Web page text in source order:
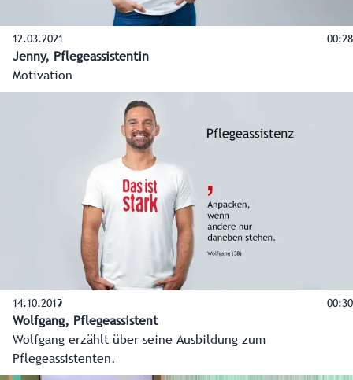
12.03.2021 00:28
Jenny, Pflegeassistentin
Motivation
14.10.2019 00:30
Wolfgang, Pflegeassistent
Wolfgang erzählt über seine Ausbildung zum
Pflegeassistenten.